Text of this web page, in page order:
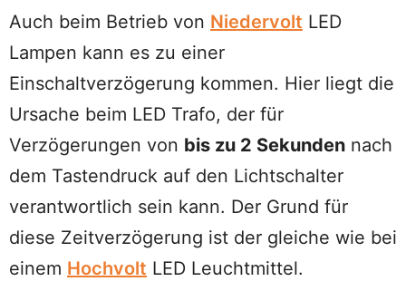
Auch beim Betrieb von Niedervolt LED
Lampen kann es zu einer
Einschaltverzögerung kommen. Hier liegt die
Ursache beim LED Trafo, der für
Verzögerungen von bis zu 2 Sekunden nach
dem Tastendruck auf den Lichtschalter
verantwortlich sein kann. Der Grund für
diese Zeitverzögerung ist der gleiche wie bei
einem Hochvolt LED Leuchtmittel.